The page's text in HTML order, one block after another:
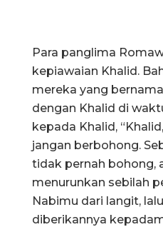
Para panglima
kepiawaian Khalid.
mereka yang
dengan Khalid di
kepada Khalid,
jangan berbohong.
tidak pernah bohong,
menurunkan sebilah
Nabimu dari langit,
diberikannya